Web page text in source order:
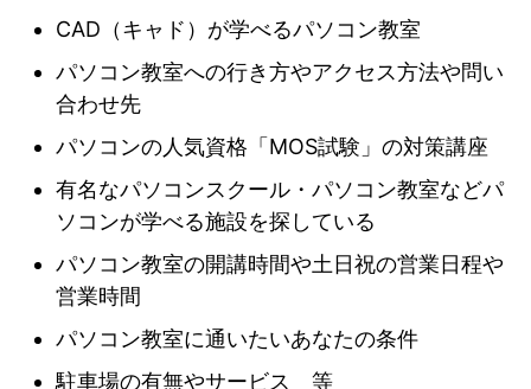
CAD（キャド）が学べるパソコン教室
パソコン教室への行き方やアクセス方法や問い
合わせ先
パソコンの人気資格「MOS試験」の対策講座
有名なパソコンスクール・パソコン教室などパ
ソコンが学べる施設を探している
パソコン教室の開講時間や土日祝の営業日程や
営業時間
パソコン教室に通いたいあなたの条件
駐車場の有無やサービス 等